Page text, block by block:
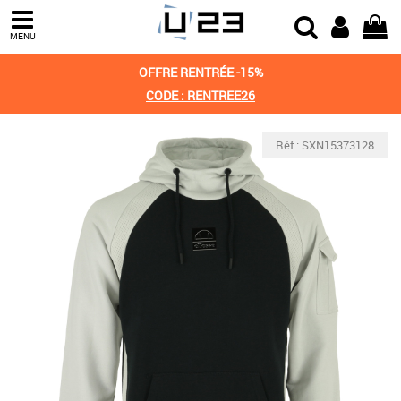
MENU
OFFRE RENTRÉE -15%
CODE : RENTREE26
Réf : SXN15373128